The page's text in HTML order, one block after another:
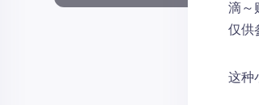
滴～
仅供
这种